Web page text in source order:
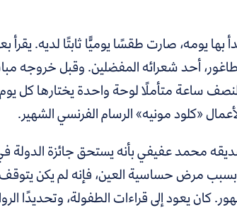
يومه، صارت طقسًا يوميًّا ثابتًا لديه. يقرأ
أحد شعرائه المفضلين. وقبل خروجه
ساعة متأملًا لوحة واحدة يختارها كل
«كلود مونيه» الرسام الفرنسي الشهير.
محمد عفيفي بأنه يستحق جائزة الدولة
مرض حساسية العين، فإنه لم يكن
كان يعود إلى قراءات الطفولة، وتحديدًا